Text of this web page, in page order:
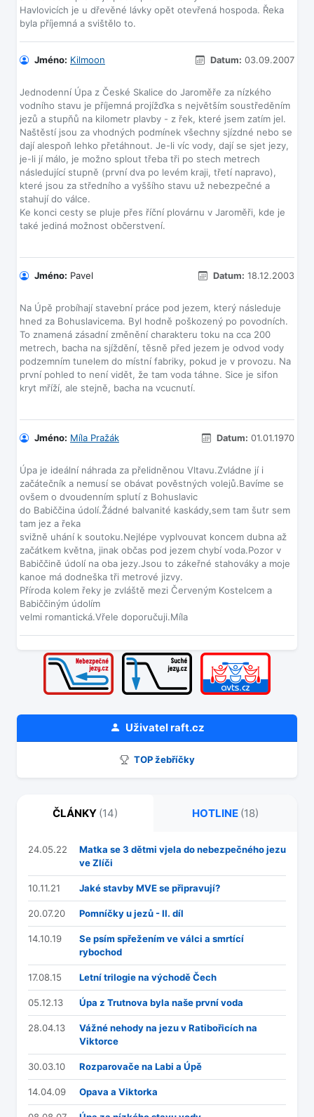
Havlovicích je u dřevěné lávky opět otevřená hospoda. Řeka
Jméno: Kilmoon Datum: 03.09.2007
Jednodenní Úpa z České Skalice do Jaroměře za nízkého
vodního stavu je příjemná projížďka s největším soustředěním
jezů a stupňů na kilometr plavby - z řek, které jsem zatím jel.
Naštěstí jsou za vhodných podmínek všechny sjízdné nebo se
dají alespoň lehko přetáhnout. Je-li víc vody, dají se sjet jezy,
je-li jí málo, je možno splout třeba tři po stech metrech
následující stupně (první dva po levém kraji, třetí napravo),
které jsou za středního a vyššího stavu už nebezpečné a
stahují do válce.
Ke konci cesty se pluje přes říční plovárnu v Jaroměři, kde je
také jediná možnost občerstvení.
Jméno: Pavel Datum: 18.12.2003
Na Úpě probíhají stavební práce pod jezem, který následuje
hned za Bohuslavicema. Byl hodně poškozený po povodních.
To znamená zásadní změnění charakteru toku na cca 200
metrech, bacha na sjíždění, těsně před jezem je odvod vody
podzemním tunelem do místní fabriky, pokud je v provozu. Na
první pohled to není vidět, že tam voda táhne. Sice je sifon
kryt mříží, ale stejně, bacha na vcucnutí.
Jméno: Míla Pražák Datum: 01.01.1970
Úpa je ideální náhrada za přelidněnou Vltavu.Zvládne jí i
začátečník a nemusí se obávat pověstných volejů.Bavíme se
ovšem o dvoudenním splutí z Bohuslavic
do Babiččina údolí.Žádné balvanité kaskády,sem tam šutr sem
tam jez a řeka
svižně uhání k soutoku.Nejlépe vyplvouvat koncem dubna až
začátkem května, jinak občas pod jezem chybí voda.Pozor v
Babiččině údolí na oba jezy.Jsou to zákeřné stahováky a moje
kanoe má dodneška tři metrové jizvy.
Příroda kolem řeky je zvláště mezi Červeným Kostelcem a
Babiččiným údolím
Uživatelraft.cz
TOP žebříčky
ČLÁNKY (14) HOTLINE (18)
24.05.22
Matka se 3 dětmi vjela do nebezpečného jezu
ve Zlíči
10.11.21 Jaké stavby MVE se připravují?
20.07.20 Pomníčky u jezů - II. díl
14.10.19
Se psím spřežením ve válci a smrtící
rybochod
17.08.15 Letní trilogie na východě Čech
05.12.13 Úpa z Trutnova byla naše první voda
28.04.13
Vážné nehody na jezu v Ratibořicích na
Viktorce
30.03.10 Rozparovače na Labi a Úpě
14.04.09 Opava a Viktorka